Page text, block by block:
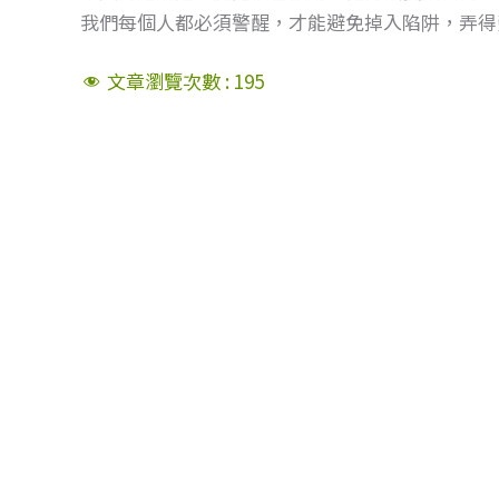
我們每個人都必須警醒，才能避免掉入陷阱，弄得
文章瀏覽次數 : 195